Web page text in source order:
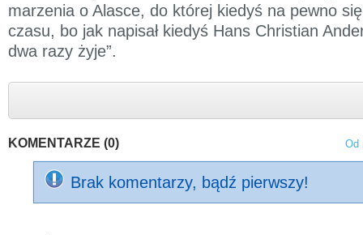
marzenia o Alasce, do której kiedyś na pewno
czasu, bo jak napisał kiedyś Hans Christian
dwa razy żyje”.
KOMENTARZE (0) Od
Brak komentarzy, bądź pierwszy!